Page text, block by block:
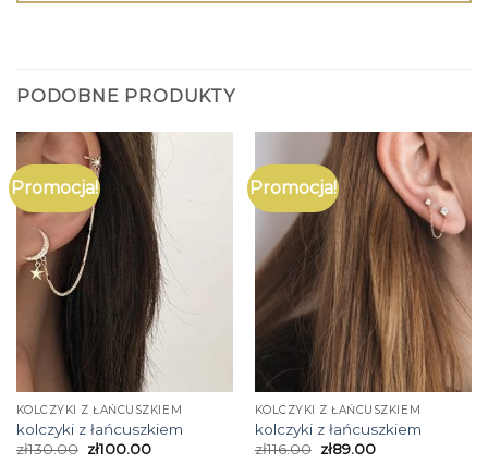
PODOBNE PRODUKTY
Promocja!
KOLCZYKI Z ŁAŃCUSZKIEM
kolczyki z łańcuszkiem
zł130.00 zł100.00
Promocja!
KOLCZYKI Z ŁAŃCUSZKIEM
kolczyki z łańcuszkiem
zł116.00 zł89.00